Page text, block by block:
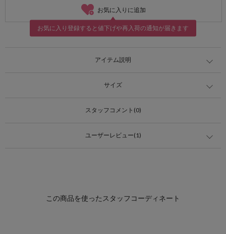
お気に入りに追加
お気に入り登録すると値下げや再入荷の通知が届きます
アイテム説明
サイズ
スタッフコメント(0)
ユーザーレビュー(1)